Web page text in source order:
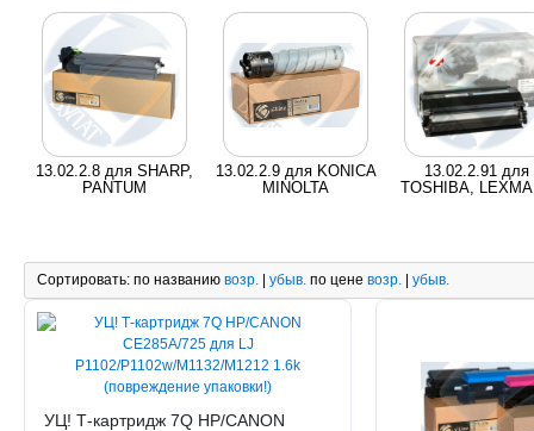
13.02.2.8 для SHARP,
PANTUM
13.02.2.9 для KONICA
MINOLTA
13.02.2.91 для
TOSHIBA,
Сортировать: по названию возр. | убыв. по цене возр. | убыв.
УЦ! Т-картридж 7Q HP/CANON